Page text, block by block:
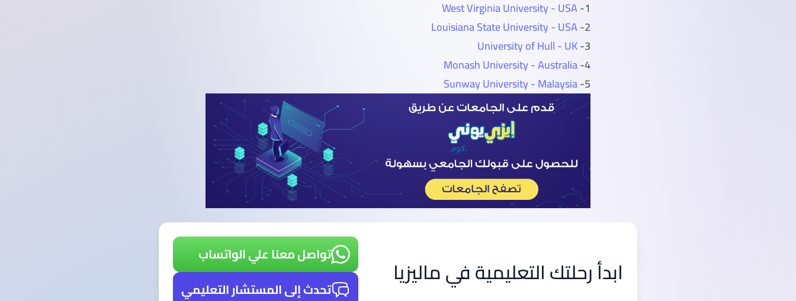
1-
West Virginia University - USA
2-
Louisiana State University - USA
3-
University of Hull - UK
4-
Monash University - Australia
5-
Sunway University - Malaysia
ابدأ رحلتك التعليمية في ماليزيا
تواصل معنا علي الواتساب
تحدث إلى المستشار التعليمي